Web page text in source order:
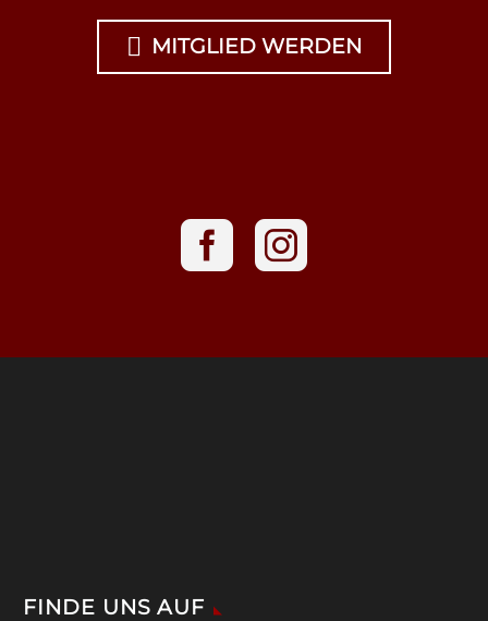
 MITGLIED WERDEN
FINDE UNS AUF